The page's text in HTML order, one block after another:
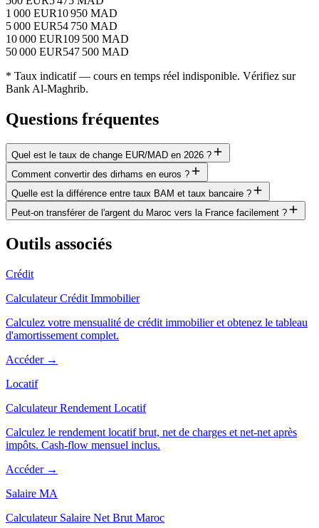
1 000 EUR10 950 MAD
5 000 EUR54 750 MAD
10 000 EUR109 500 MAD
50 000 EUR547 500 MAD
* Taux indicatif — cours en temps réel indisponible. Vérifiez sur
Bank Al-Maghrib.
Questions fréquentes
Quel est le taux de change EUR/MAD en 2026 ?
Comment convertir des dirhams en euros ?
Quelle est la différence entre taux BAM et taux bancaire ?
Peut-on transférer de l'argent du Maroc vers la France facilement ?
Outils associés
Crédit
Calculateur Crédit Immobilier
Calculez votre mensualité de crédit immobilier et obtenez le tableau
d'amortissement complet.
Accéder →
Locatif
Calculateur Rendement Locatif
Calculez le rendement locatif brut, net de charges et net-net après
impôts. Cash-flow mensuel inclus.
Accéder →
Salaire MA
Calculateur Salaire Net Brut Maroc